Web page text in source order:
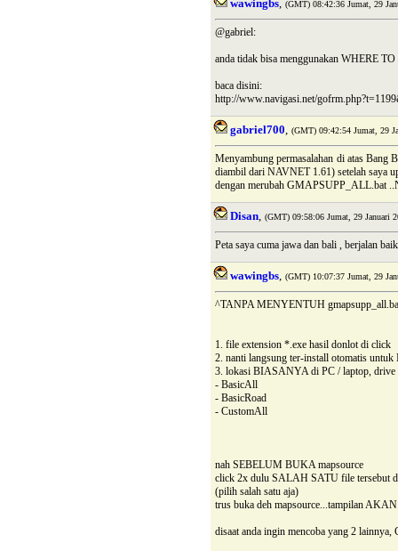
wawingbs, (GMT) 08:42:36 Jumat, 29
@gabriel:
anda tidak bisa menggunakan WHERE
baca disini:
http://www.navigasi.net/
gabriel700, (GMT) 09:42:54 Jumat, 29
Menyambung permasalahan di atas
diambil dari NAVNET 1.61) setelah saya
dengan merubah GMAPSUPP_ALL.bat
Disan, (GMT) 09:58:06 Jumat, 29 Januari
Peta saya cuma jawa dan bali , berjalan
wawingbs, (GMT) 10:07:37 Jumat, 29
^TANPA MENYENTUH
1. file extension *.exe hasil donlot di click
2. nanti langsung ter-install otomatis
3. lokasi BIASANYA di PC / laptop, drive
- BasicAll
- BasicRoad
- CustomAll
nah SEBELUM BUKA mapsource
click 2x dulu SALAH SATU file tersebut
(pilih salah satu aja)
trus buka deh mapsource...tampilan
disaat anda ingin mencoba yang 2